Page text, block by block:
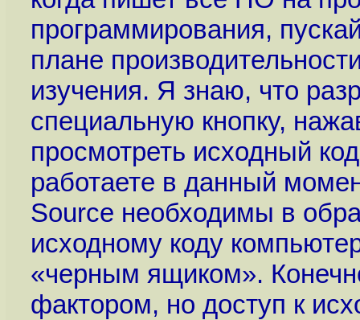
программирования,
плане
изучения. Я знаю, что
специальную кнопку,
просмотреть исходный
работаете в данный
Source необходимы в
исходному коду
«черным ящиком».
фактором, но доступ к